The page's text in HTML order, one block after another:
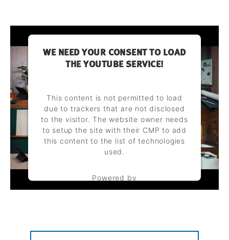
WE NEED YOUR CONSENT TO LOAD
THE YOUTUBE SERVICE!
This content is not permitted to load
due to trackers that are not disclosed
to the visitor. The website owner needs
to setup the site with their CMP to add
this content to the list of technologies
used.
Powered by
Usercentrics Consent Management